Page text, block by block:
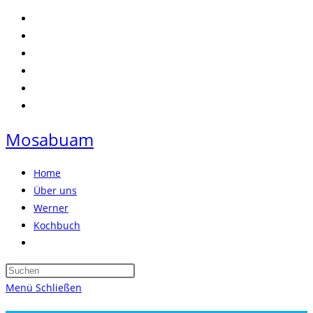
Zum
Inhalt
springen
Mosabuam
Home
Über uns
Werner
Kochbuch
umschalten
Press
Menü Schließen